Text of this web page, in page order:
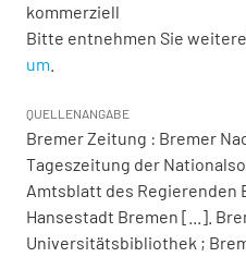
kommerziell
Bitte entnehmen Sie
um
QUELLENANGABE
Bremer Zeitung : Bremer
Tageszeitung der
Amtsblatt des Regierenden
Hansestadt Bremen [...].
Universitätsbibliothek ;